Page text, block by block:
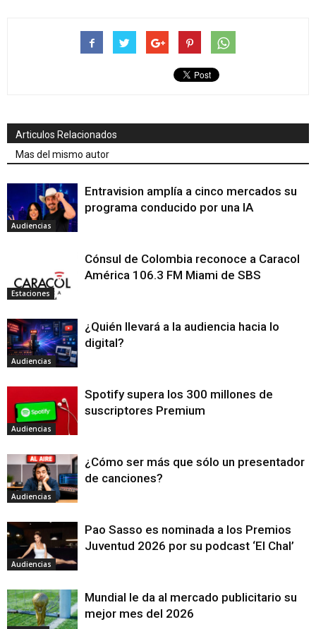
Articulos Relacionados
Mas del mismo autor
Audiencias
Entravision amplía a cinco mercados su
programa conducido por una IA
Estaciones
Cónsul de Colombia reconoce a Caracol
América 106.3 FM Miami de SBS
Audiencias
¿Quién llevará a la audiencia hacia lo
digital?
Audiencias
Spotify supera los 300 millones de
suscriptores Premium
Audiencias
¿Cómo ser más que sólo un presentador
de canciones?
Audiencias
Pao Sasso es nominada a los Premios
Juventud 2026 por su podcast ‘El Chal’
Mundial le da al mercado publicitario su
mejor mes del 2026